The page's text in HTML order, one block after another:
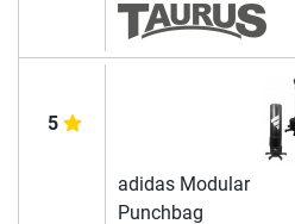
5
adidas Modular
Punchbag